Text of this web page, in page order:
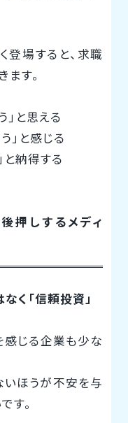
登場すると、求職
す。
」と思える
」と感じる
と納得する
押しするメディ
く「信頼投資」
感じる企業も少な
いほうが不安を与
す。